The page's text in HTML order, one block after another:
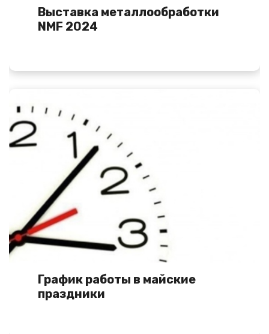
Выставка металлообработки
NMF 2024
График работы в майские
праздники